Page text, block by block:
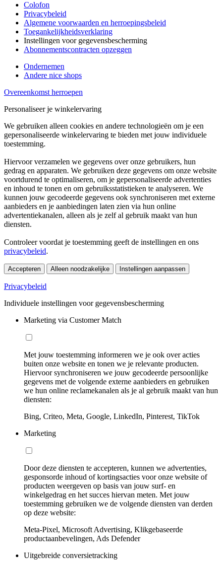
Colofon
Privacybeleid
Algemene voorwaarden en herroepingsbeleid
Toegankelijkheidsverklaring
Instellingen voor gegevensbescherming
Abonnementscontracten opzeggen
Ondernemen
Andere nice shops
Overeenkomst herroepen
Personaliseer je winkelervaring
We gebruiken alleen cookies en andere technologieën om je een
gepersonaliseerde winkelervaring te bieden met jouw individuele
toestemming.
Hiervoor verzamelen we gegevens over onze gebruikers, hun
gedrag en apparaten. We gebruiken deze gegevens om onze website
voortdurend te optimaliseren, om je gepersonaliseerde advertenties
en inhoud te tonen en om gebruiksstatistieken te analyseren. We
kunnen jouw gecodeerde gegevens ook synchroniseren met externe
aanbieders en je aanbiedingen laten zien via hun online
advertentiekanalen, alleen als je zelf al gebruik maakt van hun
diensten.
Controleer voordat je toestemming geeft de instellingen en ons
privacybeleid.
Accepteren Alleen noodzakelijke Instellingen aanpassen
Privacybeleid
Individuele instellingen voor gegevensbescherming
Marketing via Customer Match
Met jouw toestemming informeren we je ook over acties
buiten onze website en tonen we je relevante producten.
Hiervoor synchroniseren we jouw gecodeerde persoonlijke
gegevens met de volgende externe aanbieders en gebruiken
we hun online reclamekanalen als je al gebruik maakt van hun
diensten:
Bing, Criteo, Meta, Google, LinkedIn, Pinterest, TikTok
Marketing
Door deze diensten te accepteren, kunnen we advertenties,
gesponsorde inhoud of kortingsacties voor onze website of
producten weergeven op basis van jouw surf- en
winkelgedrag en het succes hiervan meten. Met jouw
toestemming gebruiken we de volgende diensten van derden
op deze website:
Meta-Pixel, Microsoft Advertising, Klikgebaseerde
productaanbevelingen, Ads Defender
Uitgebreide conversietracking